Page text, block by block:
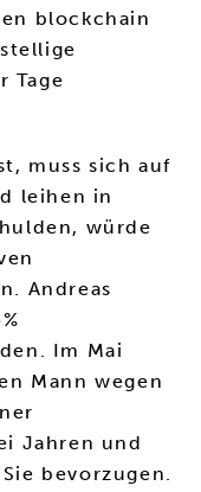
blockchain
Tage
muss sich auf
leihen in
würde
Andreas
Im Mai
Mann wegen
Jahren und
bevorzugen.